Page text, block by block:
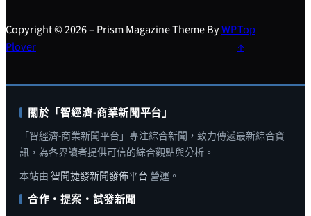
Copyright © 2026 – Prism Magazine Theme ByWP
Plover
Top
↑
關於「智經濟-商業新聞平台」
「智經濟-商業新聞平台」專注綜合新聞，致力傳遞最新綜合資
訊，為各界讀者提供可信的綜合觀點與分析。
本站由 智聞捷發新聞發佈平台 營運。
合作・提案・試發新聞